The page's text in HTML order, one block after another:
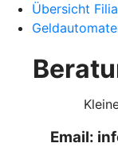
Übersicht
Email: